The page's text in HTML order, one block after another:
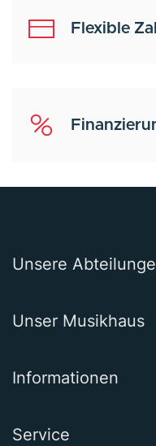
Flexible
Unsere
Unser Musikhaus
Informationen
Service